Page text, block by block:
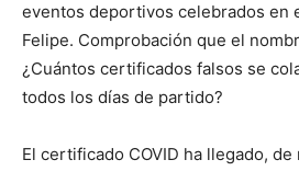
eventos deportivos celebrados en
Felipe. Comprobación que el
¿Cuántos certificados falsos se
todos los días de partido?
El certificado COVID ha llegado,